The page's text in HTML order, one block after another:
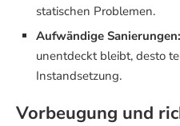
statischen Problemen.
Aufwändige Sanierungen:
unentdeckt bleibt, desto
Instandsetzung.
Vorbeugung und